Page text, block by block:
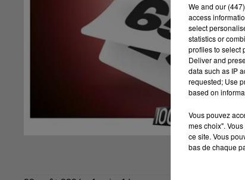
We and our
access
select
statistics or
profiles to select
Deliver and
data such as IP
requested; Use
based on
Vous pouvez
mes choix".
ce site. Vous
bas de chaque